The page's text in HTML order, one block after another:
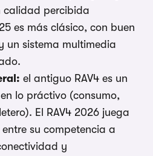
calidad percibida
es más clásico, con buen
un sistema multimedia
el antiguo RAV4 es un
lo práctivo (consumo,
El RAV4 2026 juega
su competencia a
y